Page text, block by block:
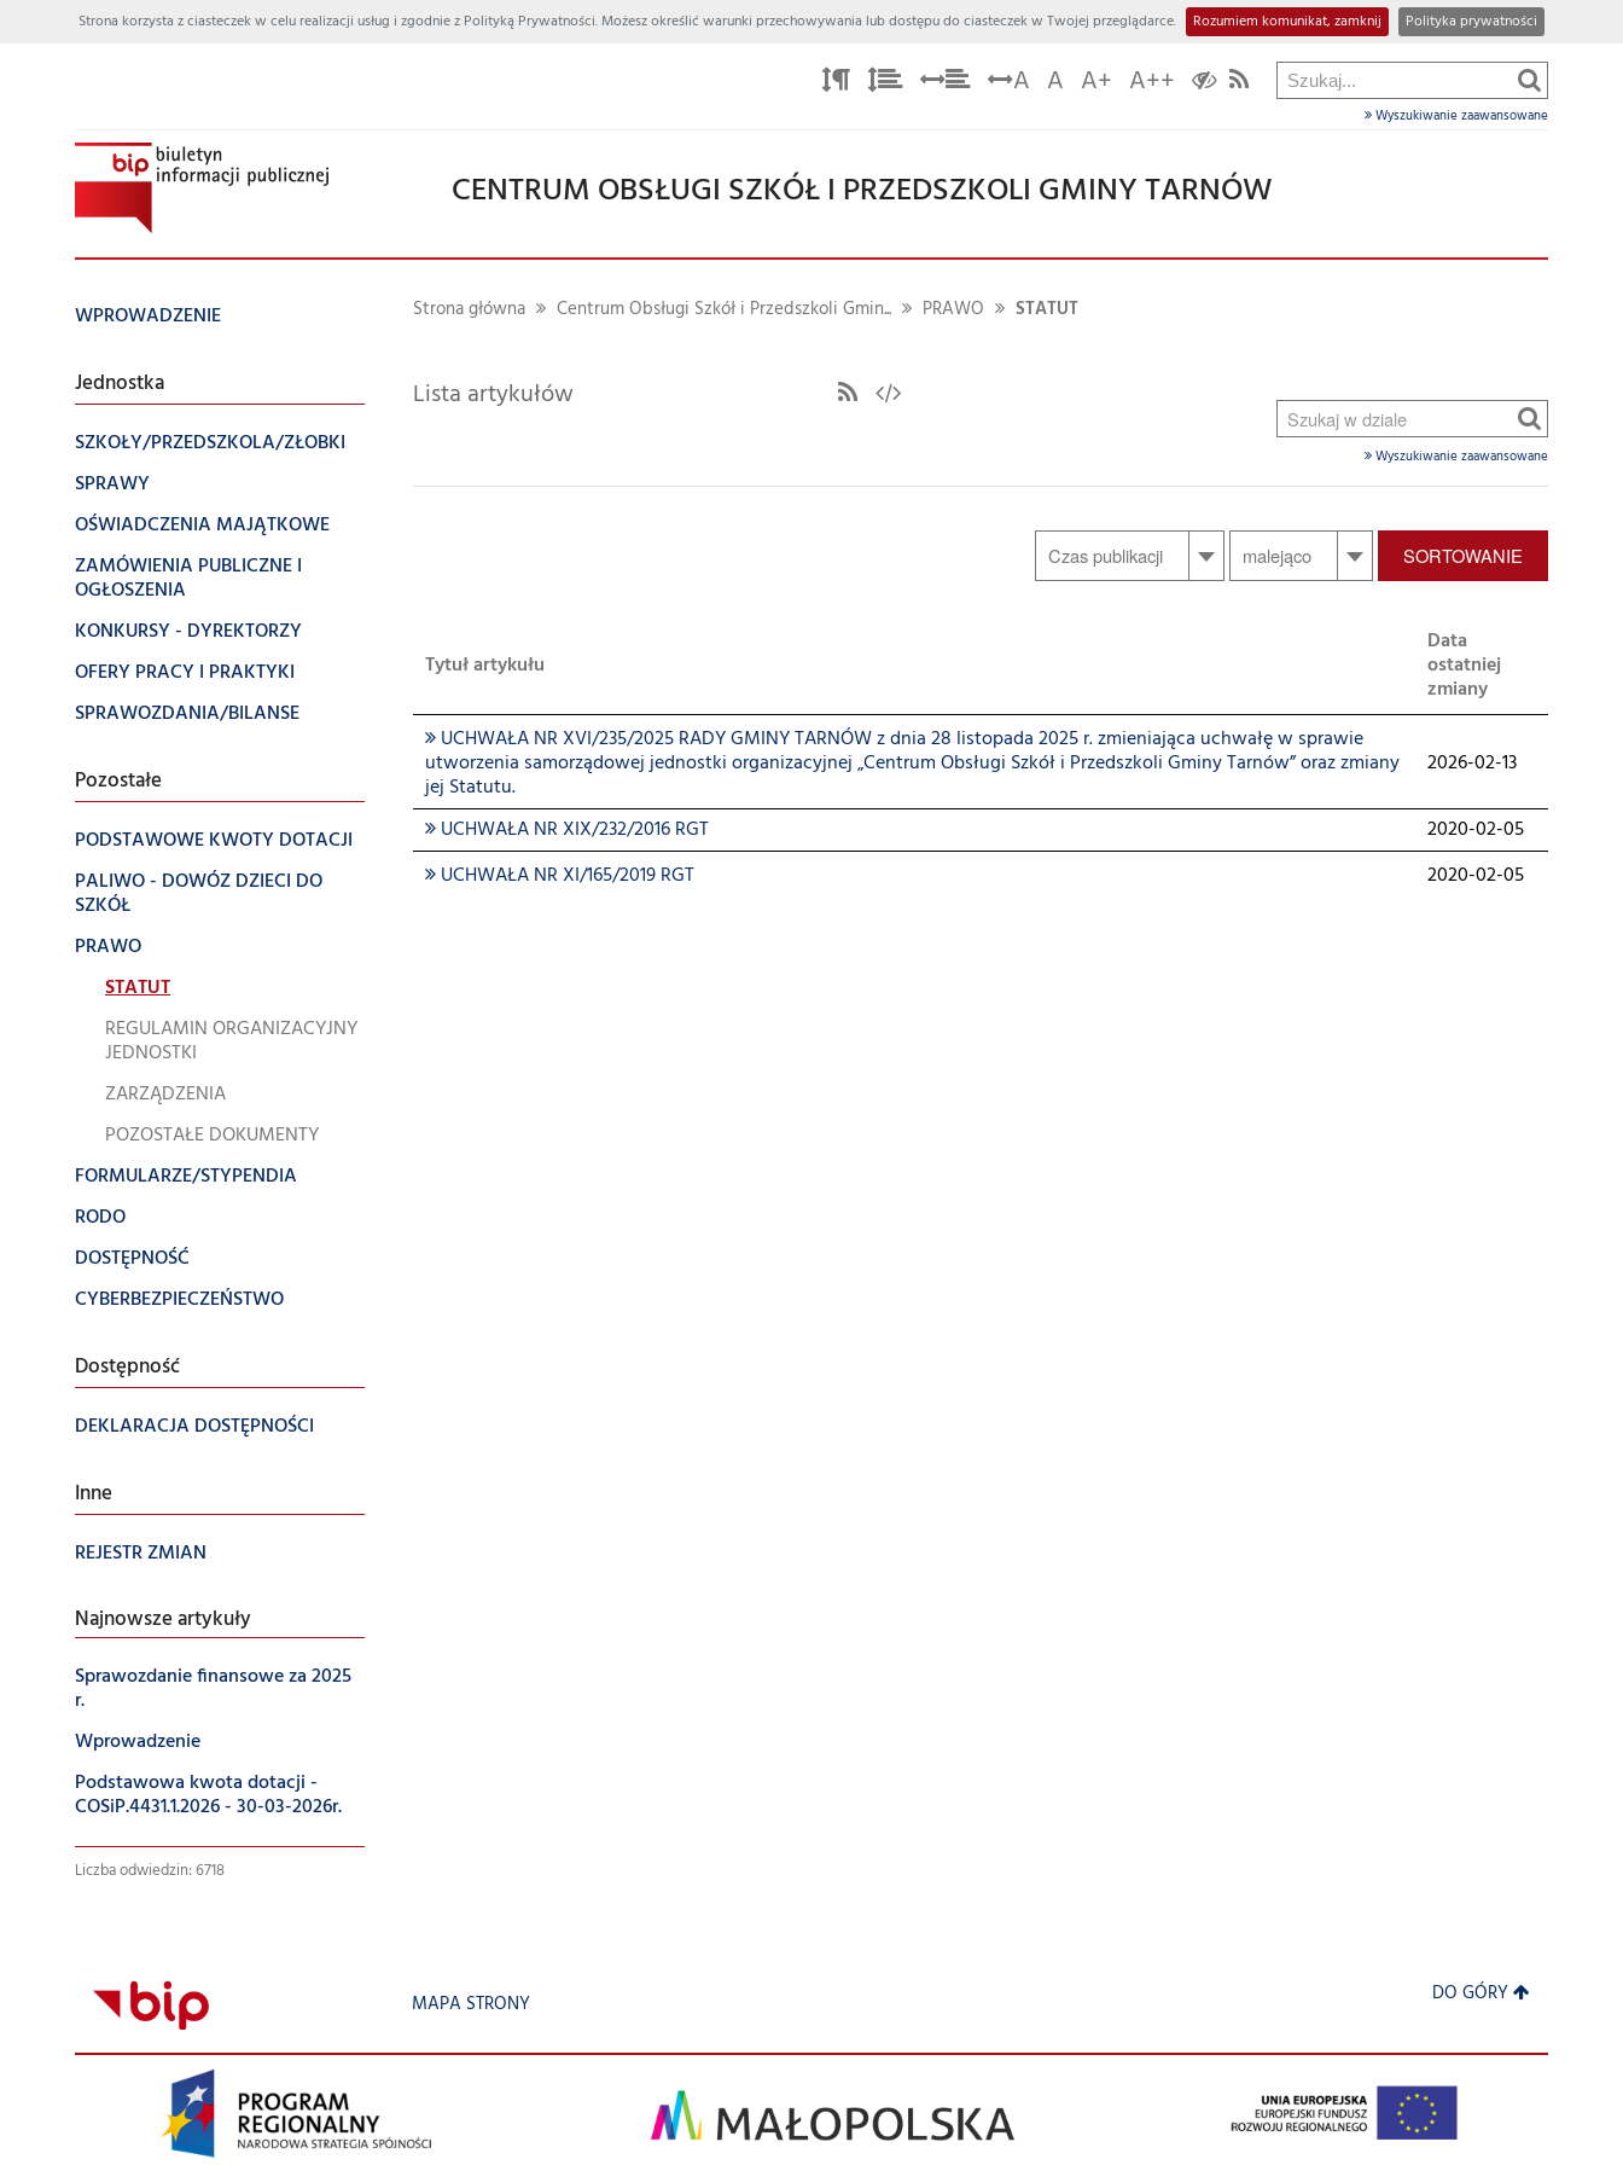
Strona korzysta z ciasteczek w celu realizacji usług i zgodnie z Polityką Prywatności. Możesz określić warunki przechowywania lub dostępu do ciasteczek w Twojej przeglądarce. Rozumiem komunikat, zamknij Polityka prywatności
A A A+ A++
Wyszukiwanie zaawansowane
CENTRUM OBSŁUGI SZKÓŁ I PRZEDSZKOLI GMINY TARNÓW
WPROWADZENIE
Jednostka
SZKOŁY/PRZEDSZKOLA/ZŁOBKI
SPRAWY
OŚWIADCZENIA MAJĄTKOWE
ZAMÓWIENIA PUBLICZNE I
OGŁOSZENIA
KONKURSY - DYREKTORZY
OFERY PRACY I PRAKTYKI
SPRAWOZDANIA/BILANSE
Pozostałe
PODSTAWOWE KWOTY DOTACJI
PALIWO - DOWÓZ DZIECI DO
SZKÓŁ
PRAWO
STATUT
REGULAMIN ORGANIZACYJNY
JEDNOSTKI
ZARZĄDZENIA
POZOSTAŁE DOKUMENTY
FORMULARZE/STYPENDIA
RODO
DOSTĘPNOŚĆ
CYBERBEZPIECZEŃSTWO
Dostępność
DEKLARACJA DOSTĘPNOŚCI
Inne
REJESTR ZMIAN
Najnowsze artykuły
Sprawozdanie finansowe za 2025
r.
Wprowadzenie
Podstawowa kwota dotacji -
COSiP.4431.1.2026 - 30-03-2026r.
Liczba odwiedzin: 6718
Strona główna Centrum Obsługi Szkół i Przedszkoli Gmin... PRAWO STATUT
Lista artykułów
Wyszukiwanie zaawansowane
SORTOWANIE
Tytuł artykułu
Data
ostatniej
zmiany
UCHWAŁA NR XVI/235/2025 RADY GMINY TARNÓW z dnia 28 listopada 2025 r. zmieniająca uchwałę w sprawie
utworzenia samorządowej jednostki organizacyjnej „Centrum Obsługi Szkół i Przedszkoli Gminy Tarnów” oraz zmiany
jej Statutu.
2026-02-13
UCHWAŁA NR XIX/232/2016 RGT
2020-02-05
UCHWAŁA NR XI/165/2019 RGT
2020-02-05
MAPA STRONY DO GÓRY